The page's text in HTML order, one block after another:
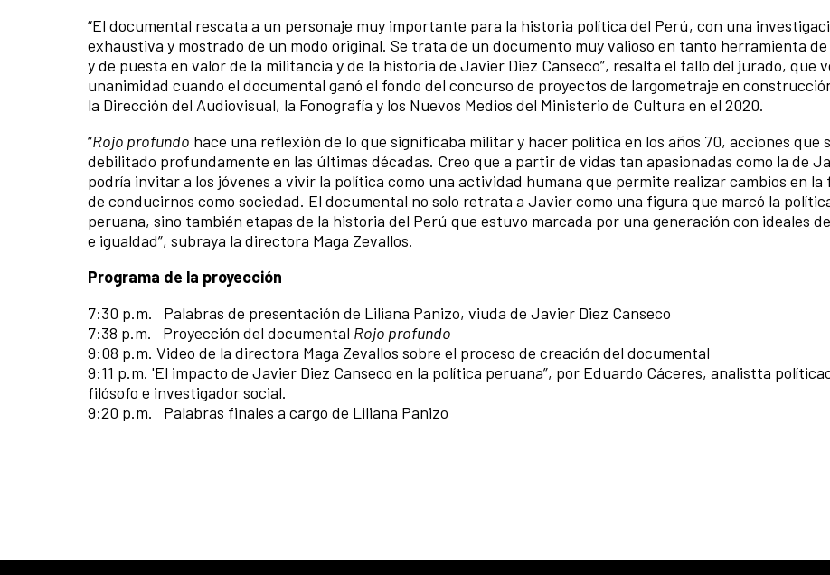
“El documental rescata a un personaje muy importante para la historia política del Perú, con una
exhaustiva y mostrado de un modo original. Se trata de un documento muy valioso en tanto herramienta
y de puesta en valor de la militancia y de la historia de Javier Diez Canseco”, resalta el fallo del jurado, que
unanimidad cuando el documental ganó el fondo del concurso de proyectos de largometraje en
la Dirección del Audiovisual, la Fonografía y los Nuevos Medios del Ministerio de Cultura en el 2020.
“Rojo profundo hace una reflexión de lo que significaba militar y hacer política en los años 70, acciones que
debilitado profundamente en las últimas décadas. Creo que a partir de vidas tan apasionadas como la de
podría invitar a los jóvenes a vivir la política como una actividad humana que permite realizar cambios en la
de conducirnos como sociedad. El documental no solo retrata a Javier como una figura que marcó la
peruana, sino también etapas de la historia del Perú que estuvo marcada por una generación con ideales
e igualdad”, subraya la directora Maga Zevallos.
Programa de la proyección
7:30 p.m. Palabras de presentación de Liliana Panizo, viuda de Javier Diez Canseco
7:38 p.m. Proyección del documental Rojo profundo
9:08 p.m. Video de la directora Maga Zevallos sobre el proceso de creación del documental
9:11 p.m. 'El impacto de Javier Diez Canseco en la política peruana”, por Eduardo Cáceres, analistta
filósofo e investigador social.
9:20 p.m. Palabras finales a cargo de Liliana Panizo